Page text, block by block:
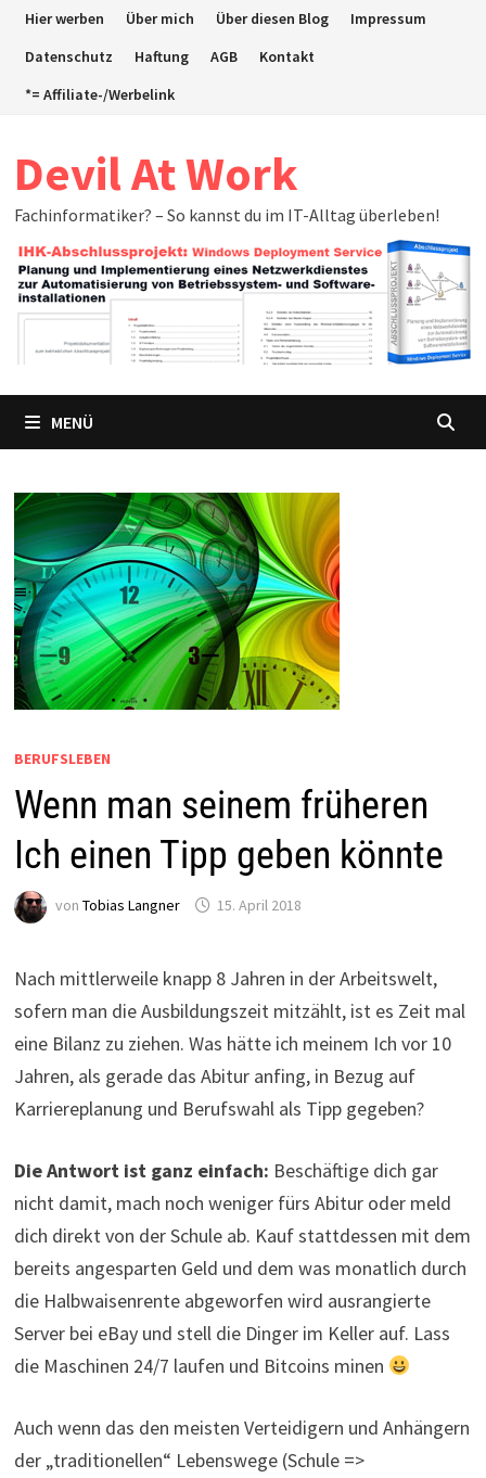
ZumHier werben Über mich Über diesen Blog
Impressum
Datenschutz
Haftung AGB
Kontakt
*= Affiliate-/Werbelink
Devil At Work
Fachinformatiker? – So kannst du im IT-Alltag überleben!
MENÜ
BERUFSLEBEN
Wenn man seinem früheren
Ich einen Tipp geben könnte
von Tobias Langner 15. April 2018
Nach mittlerweile knapp 8 Jahren in der Arbeitswelt,
sofern man die Ausbildungszeit mitzählt, ist es Zeit mal
eine Bilanz zu ziehen. Was hätte ich meinem Ich vor 10
Jahren, als gerade das Abitur anfing, in Bezug auf
Karriereplanung und Berufswahl als Tipp gegeben?
Die Antwort ist ganz einfach: Beschäftige dich gar
nicht damit, mach noch weniger fürs Abitur oder meld
dich direkt von der Schule ab. Kauf stattdessen mit dem
bereits angesparten Geld und dem was monatlich durch
die Halbwaisenrente abgeworfen wird ausrangierte
Server bei eBay und stell die Dinger im Keller auf. Lass
die Maschinen 24/7 laufen und Bitcoins minen
Auch wenn das den meisten Verteidigern und Anhängern
der „traditionellen“ Lebenswege (Schule =>